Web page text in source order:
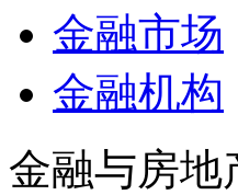
金融市场
金融机构
金融与房地